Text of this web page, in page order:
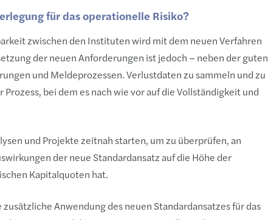
für das operationelle Risiko?
zwischen den Instituten wird mit dem neuen Verfahren
der neuen Anforderungen ist jedoch – neben der guten
und Meldeprozessen. Verlustdaten zu sammeln und zu
bei dem es nach wie vor auf die Vollständigkeit und
und Projekte zeitnah starten, um zu überprüfen, an
der neue Standardansatz auf die Höhe der
Kapitalquoten hat.
Anwendung des neuen Standardansatzes für das